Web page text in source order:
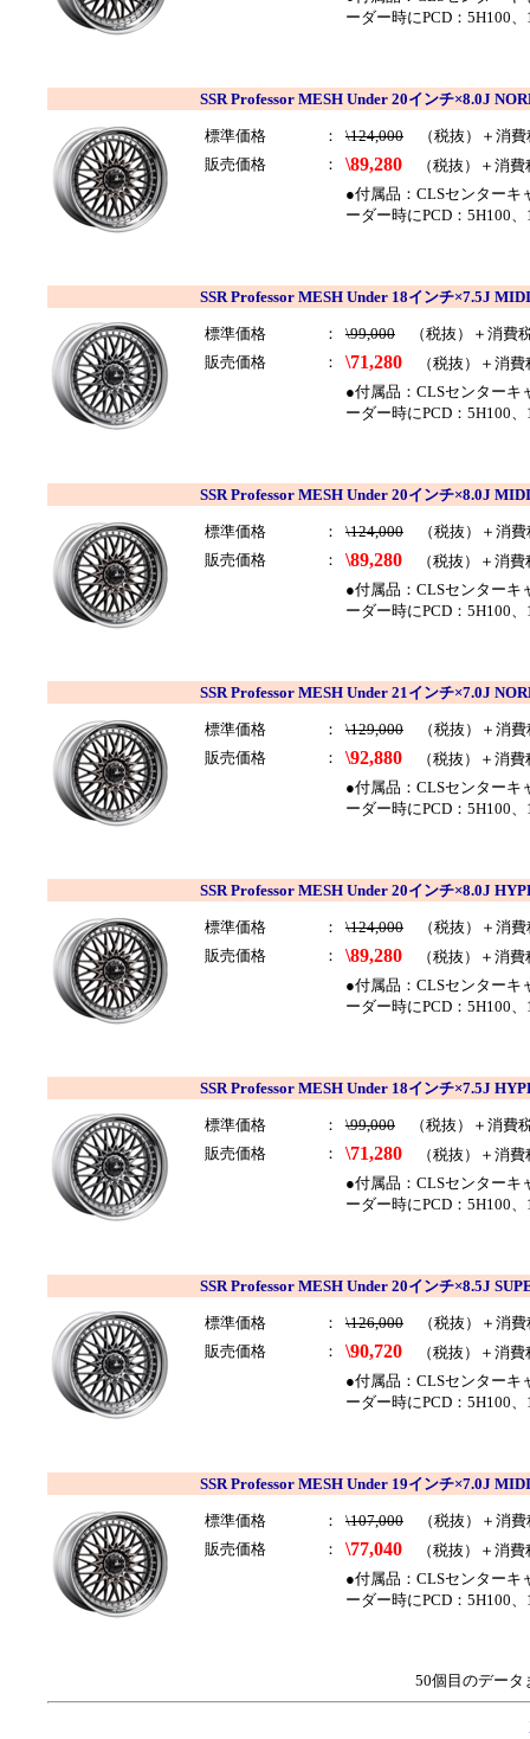
ーダー時にPCD：5H100
SSR Professor MESH Under 20インチ×8.0J
標準価格 ： \124,000 （税抜）＋消費
販売価格
： \89,280 （税抜）＋消費
●付属品：CLSセンター
ーダー時にPCD：5H100
SSR Professor MESH Under 18インチ×7.5J
標準価格 ： \99,000 （税抜）＋消費
販売価格
： \71,280 （税抜）＋消費
●付属品：CLSセンター
ーダー時にPCD：5H100
SSR Professor MESH Under 20インチ×8.0J
標準価格 ： \124,000 （税抜）＋消費
販売価格
： \89,280 （税抜）＋消費
●付属品：CLSセンター
ーダー時にPCD：5H100
SSR Professor MESH Under 21インチ×7.0J
標準価格 ： \129,000 （税抜）＋消費
販売価格
： \92,880 （税抜）＋消費
●付属品：CLSセンター
ーダー時にPCD：5H100
SSR Professor MESH Under 20インチ×8.0J
標準価格 ： \124,000 （税抜）＋消費
販売価格
： \89,280 （税抜）＋消費
●付属品：CLSセンター
ーダー時にPCD：5H100
SSR Professor MESH Under 18インチ×7.5J
標準価格 ： \99,000 （税抜）＋消費
販売価格
： \71,280 （税抜）＋消費
●付属品：CLSセンター
ーダー時にPCD：5H100
SSR Professor MESH Under 20インチ×8.5J
標準価格 ： \126,000 （税抜）＋消費
販売価格
： \90,720 （税抜）＋消費
●付属品：CLSセンター
ーダー時にPCD：5H100
SSR Professor MESH Under 19インチ×7.0J
標準価格 ： \107,000 （税抜）＋消費
販売価格
： \77,040 （税抜）＋消費
●付属品：CLSセンター
ーダー時にPCD：5H100
50個目のデータ